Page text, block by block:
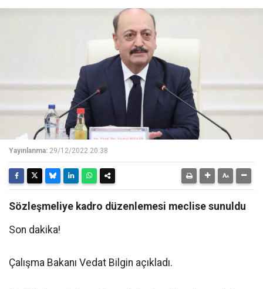
Yayınlanma: 29/12/2022 20:38
Sözleşmeliye kadro düzenlemesi meclise sunuldu
Son dakika!
Çalışma Bakanı Vedat Bilgin açıkladı.